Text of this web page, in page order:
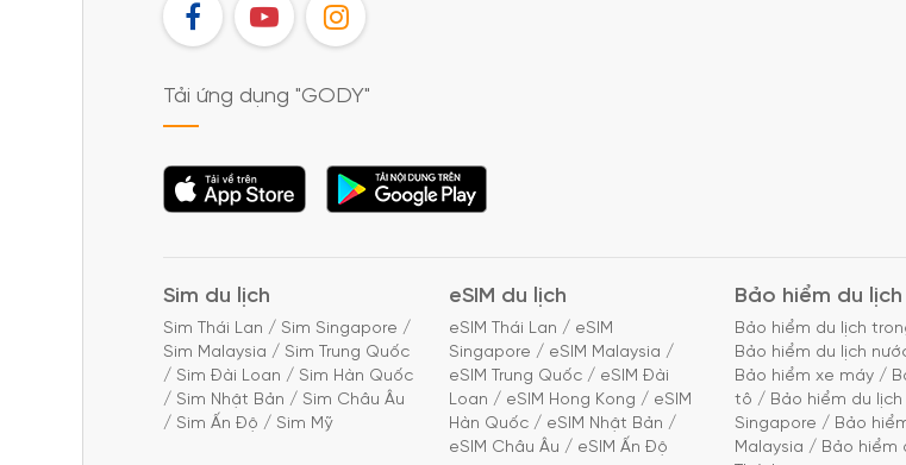
FB YT IG
Tải ứng dụng "GODY"
Tải ứng dụng Tải ứng dụng
Sim du lịch
Sim Thái Lan / Sim Singapore /
Sim Malaysia / Sim Trung Quốc
/ Sim Đài Loan / Sim Hàn Quốc
/ Sim Nhật Bản / Sim Châu Âu
/ Sim Ấn Độ / Sim Mỹ
eSIM du lịch
eSIM Thái Lan / eSIM
Singapore / eSIM Malaysia /
eSIM Trung Quốc / eSIM Đài
Loan / eSIM Hong Kong / eSIM
Hàn Quốc / eSIM Nhật Bản /
eSIM Châu Âu / eSIM Ấn Độ
Bảo hiểm du lịch
Bảo hiểm du lịch
Bảo hiểm du lịch
Bảo hiểm xe máy /
tô / Bảo hiểm du lịch
Singapore / Bảo
Malaysia / Bảo hiểm